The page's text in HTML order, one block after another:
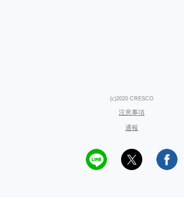
(c)2020 CRESCO
注意事項
通報